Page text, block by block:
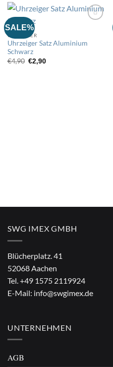
SALE%
die
UHRZEIGER
Uhrzeiger Satz Aluminium
Schwarz
€4,90 Ursprünglicher
Preis
€2,90Aktueller
SWG IMEX GMBH
Blücherplatz. 41
52068 Aachen
Tel.+49 1575 2119924
E-Mail: info@swgimex.de
UNTERNEHMEN
AGB